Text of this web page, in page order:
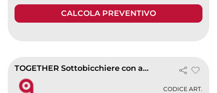
CALCOLA PREVENTIVO
TOGETHER Sottobicchiere con apribottiglie, antiscivolo, 8,2 cm
CODICE ART.